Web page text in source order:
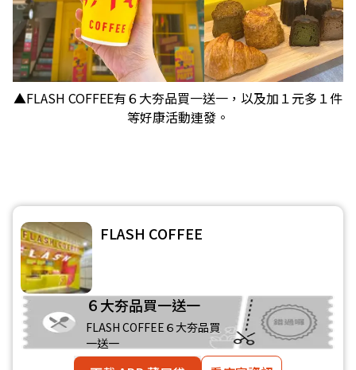
▲FLASH COFFEE有６大夯品買一送一，以及加１元多１件
等好康活動連發。
FLASH COFFEE
６大夯品買一送一
FLASH COFFEE６大夯品買
一送一